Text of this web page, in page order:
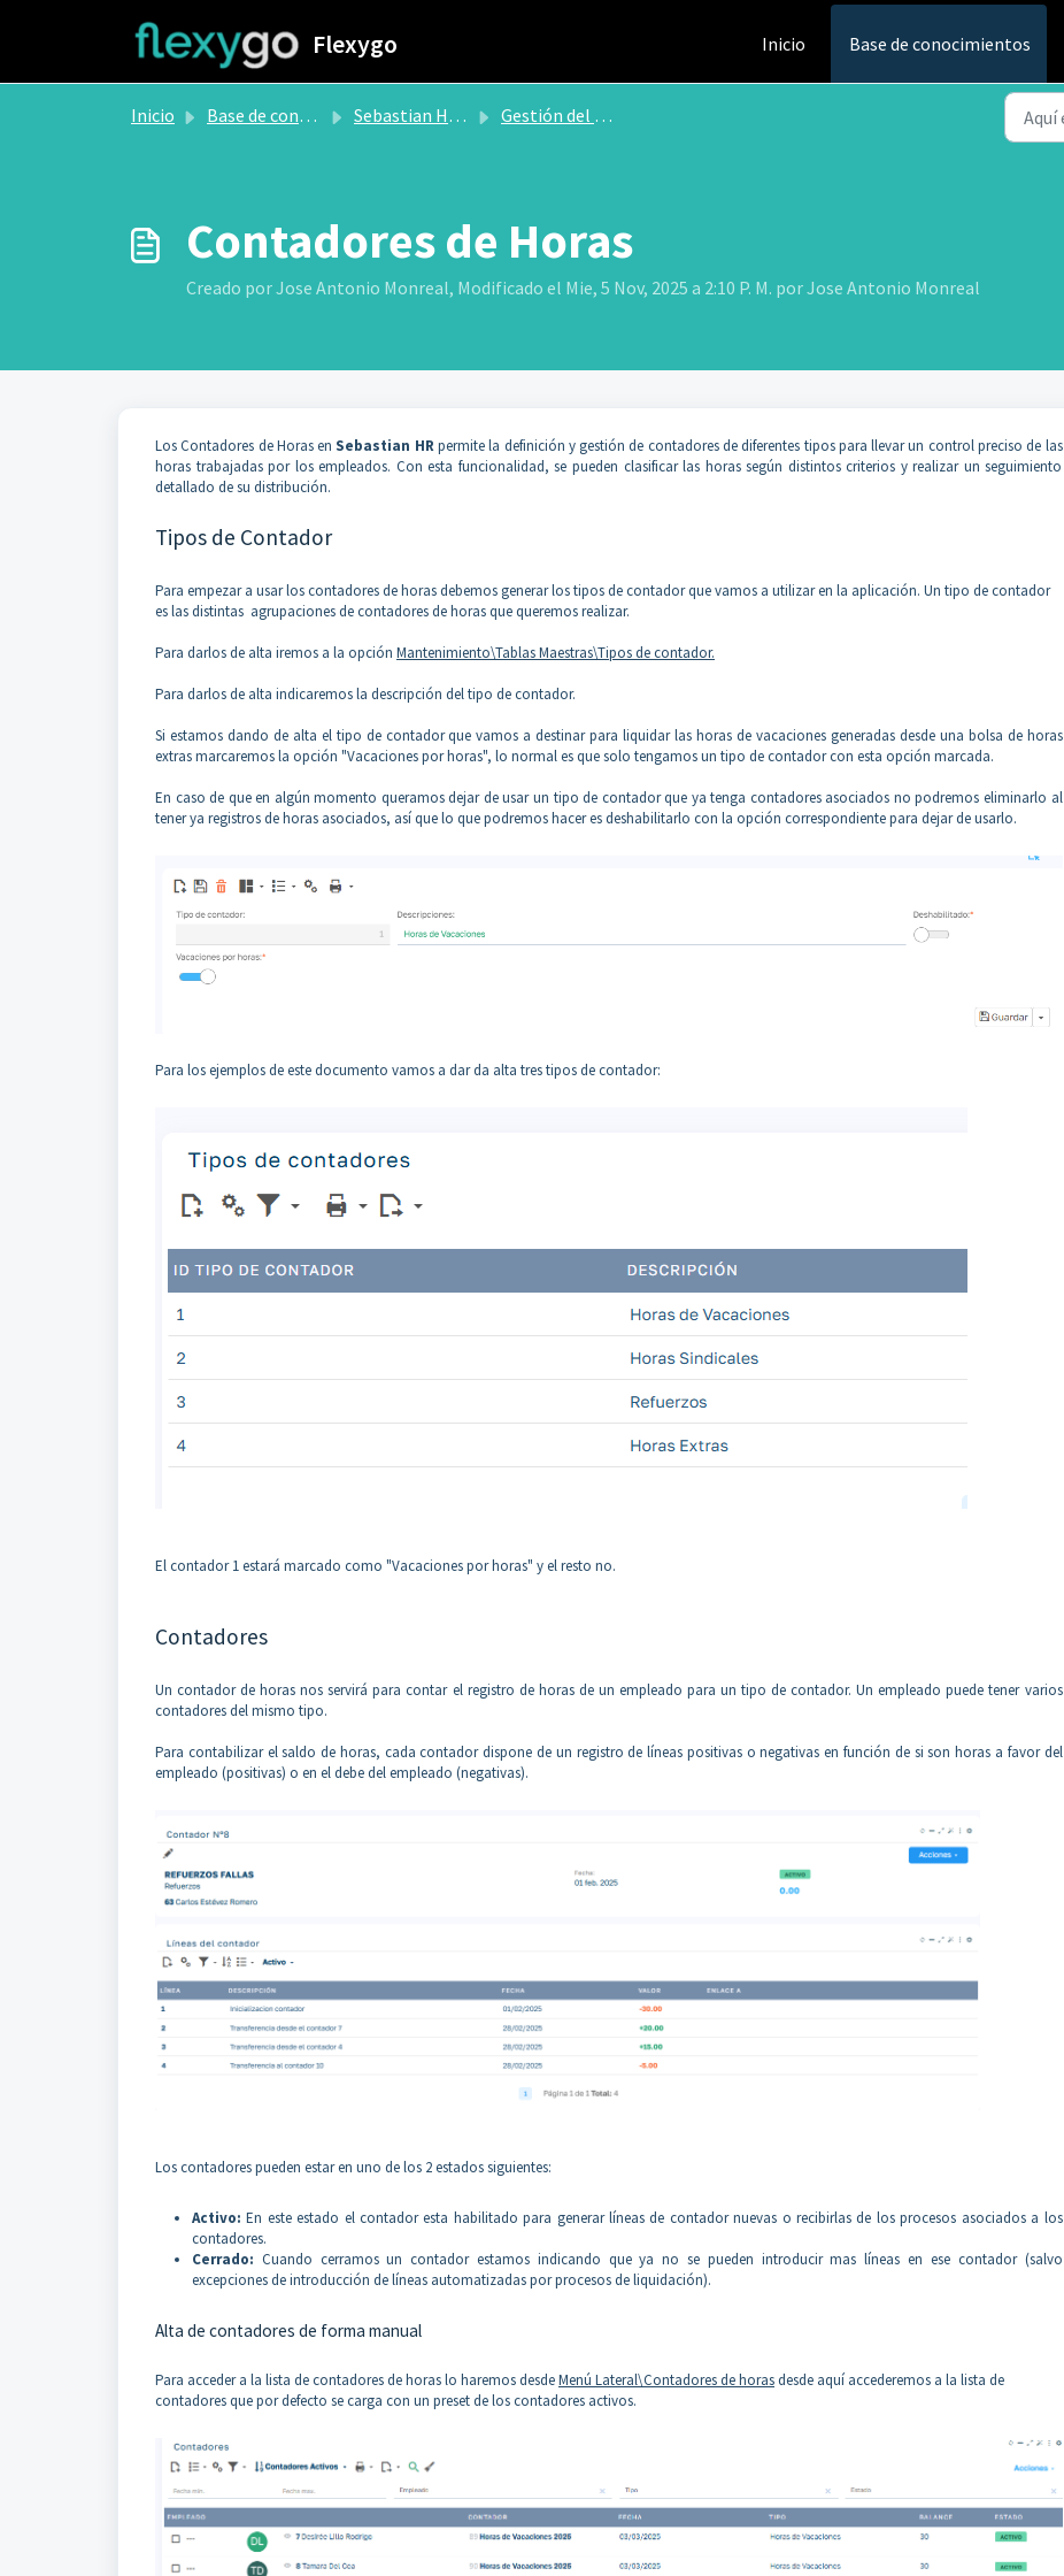
Flexygo Inicio Base de conocimientos
Inicio Base de conocimientos Sebastian HR by flexygo Gestión del tiempo de trabajo
Contadores de Horas
Creado por Jose Antonio Monreal, Modificado el Mie, 5 Nov, 2025 a 2:10 P. M. por Jose Antonio Monreal
Los Contadores de Horas enSebastian HRpermite la definición y gestión de contadores de diferentes tipos para llevar un control preciso de las
horas trabajadas por los empleados. Con esta funcionalidad, se pueden clasificar las horas según distintos criterios y realizar un seguimiento
detallado de su distribución.
Tipos de Contador
Para empezar a usar los contadores de horas debemos generar los tipos de contador que vamos a utilizar en la aplicación. Un tipo de contador
es las distintas agrupaciones de contadores de horas que queremos realizar.
Para darlos de alta iremos a la opción Mantenimiento\Tablas Maestras\Tipos de contador.
Para darlos de alta indicaremos la descripción del tipo de contador.
Si estamos dando de alta el tipo de contador que vamos a destinar para liquidar las horas de vacaciones generadas desde una bolsa de horas
extras marcaremos la opción "Vacaciones por horas", lo normal es que solo tengamos un tipo de contador con esta opción marcada.
En caso de que en algún momento queramos dejar de usar un tipo de contador que ya tenga contadores asociados no podremos eliminarlo al
tener ya registros de horas asociados, así que lo que podremos hacer es deshabilitarlo con la opción correspondiente para dejar de usarlo.
Para los ejemplos de este documento vamos a dar da alta tres tipos de contador:
El contador 1 estará marcado como "Vacaciones por horas" y el resto no.
Contadores
Un contador de horas nos servirá para contar el registro de horas de un empleado para un tipo de contador. Un empleado puede tener varios
contadores del mismo tipo.
Para contabilizar el saldo de horas, cada contador dispone de un registro de líneas positivas o negativas en función de si son horas a favor del
empleado (positivas) o en el debe del empleado (negativas).
Los contadores pueden estar en uno de los 2 estados siguientes:
Activo:En este estado el contador esta habilitado para generar líneas de contador nuevas o recibirlas de los procesos asociados a los
contadores.
Cerrado: Cuando cerramos un contador estamos indicando que ya no se pueden introducir mas líneas en ese contador (salvo
excepciones de introducción de líneas automatizadas por procesos de liquidación).
Alta de contadores de forma manual
Para acceder a la lista de contadores de horas lo haremos desdeMenú Lateral\Contadores de horasdesde aquí accederemos a la lista de
contadores que por defecto se carga con un preset de los contadores activos.